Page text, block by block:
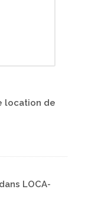
location de
LOCA-